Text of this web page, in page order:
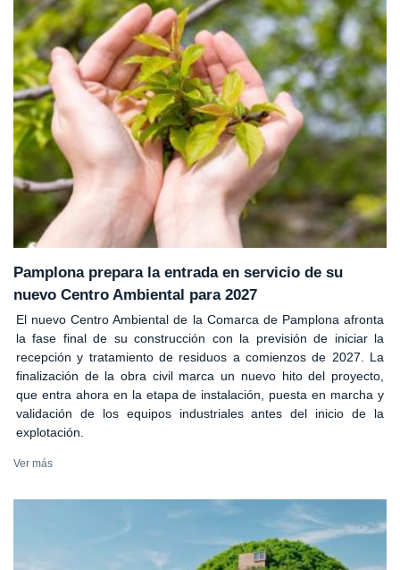
Pamplona prepara la entrada en servicio de su
nuevo Centro Ambiental para 2027
El nuevo Centro Ambiental de la Comarca de Pamplona afronta
la fase final de su construcción con la previsión de iniciar la
recepción y tratamiento de residuos a comienzos de 2027. La
finalización de la obra civil marca un nuevo hito del proyecto,
que entra ahora en la etapa de instalación, puesta en marcha y
validación de los equipos industriales antes del inicio de la
explotación.
Ver más